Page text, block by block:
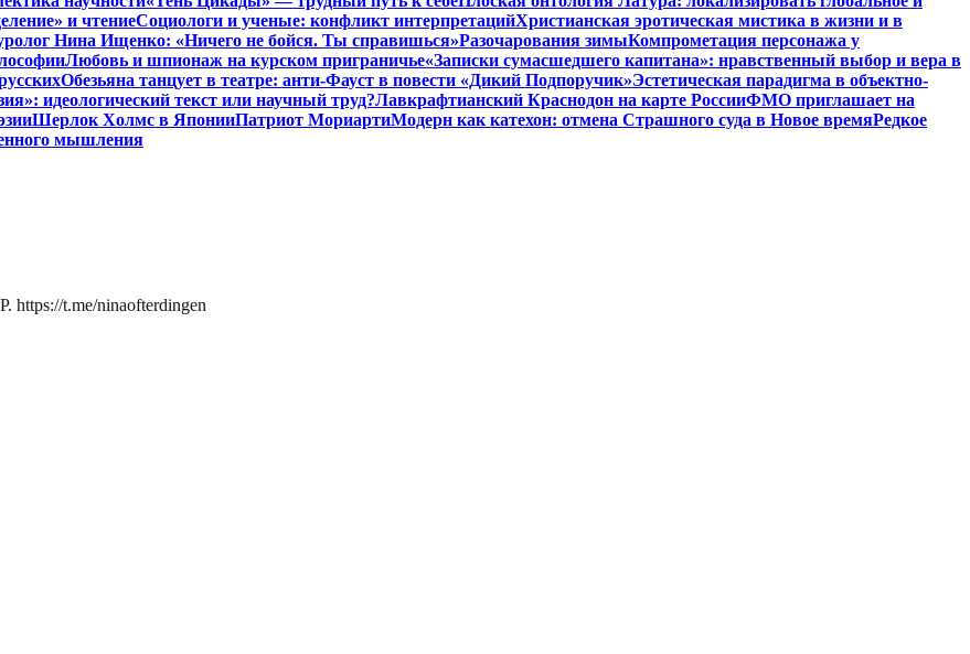
и чтениеСоциологи и ученые: конфликт интерпретацийХристианская эротическая мистика в жизни и в
Нина Ищенко: «Ничего не бойся. Ты справишься»Разочарования зимыКомпрометация персонажа у
Любовь и шпионаж на курском приграничье«Записки сумасшедшего капитана»: нравственный выбор и вера в
Обезьяна танцует в театре: анти-Фауст в повести «Дикий Подпоручик»Эстетическая парадигма в объектно-
идеологический текст или научный труд?Лавкрафтианский Краснодон на карте РоссииФМО приглашает на
Шерлок Холмс в ЯпонииПатриот МориартиМодерн как катехон: отмена Страшного суда в Новое времяРедкое
мышления
https://t.me/ninaofterdingen